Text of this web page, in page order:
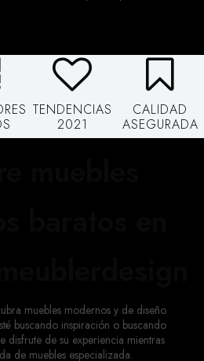
TENDENCIAS
2021
CALIDAD
ASEGURADA
muebles modernos y de diseño
buscando inspiración o buscando
disfrute de su experiencia mientras
de muebles especializada.